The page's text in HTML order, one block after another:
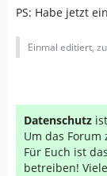
PS: Habe jetzt
Einmal editiert,
Datenschutz
Um das
Für Euch ist
betreiben!